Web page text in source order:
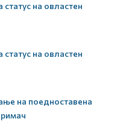
на овластен
на овластен
на поедноставена